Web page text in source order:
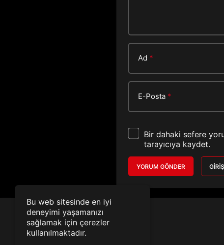
Ad *
E-Posta *
Bir dahaki sefere
tarayıcıya kaydet.
YORUM GÖNDER
Bu web sitesinde en iyi
deneyimi yaşamanızı
sağlamak için çerezler
kullanılmaktadır.